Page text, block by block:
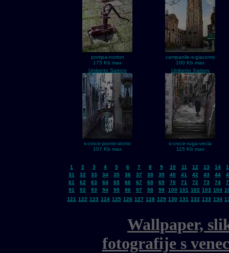
pompa-norton
175 Kb max
campanile-s-giacomo
100 Kb max
Umberto Sartory
s-croce-ponte-storto
107 Kb max
Umberto Sartory
s-croce-ruga-vecia
115 Kb max
1 2 3 4 5 6 7 8 9 10 11 12 13 14
31
32 33 34 35 36 37 38 39 40 41 42 43 44
61
62 63 64 65 66 67 68 69 70 71 72 73 74
91
92 93 94 95 96 97 98 99 100 101 102 103 104
121 122 123 124 125 126 127 128 129 130 131 132 133 134
Wallpaper,
fotografije s